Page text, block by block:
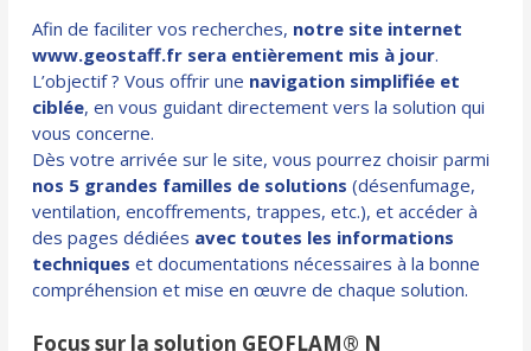
Afin de faciliter vos recherches, notre site internet
www.geostaff.fr sera entièrement mis à jour.
L’objectif ? Vous offrir une navigation simplifiée et
ciblée, en vous guidant directement vers la solution qui
vous concerne.
Dès votre arrivée sur le site, vous pourrez choisir parmi
nos 5 grandes familles de solutions (désenfumage,
ventilation, encoffrements, trappes, etc.), et accéder à
des pages dédiées avec toutes les informations
techniques et documentations nécessaires à la bonne
compréhension et mise en œuvre de chaque solution.
Focus sur la solution GEOFLAM® N